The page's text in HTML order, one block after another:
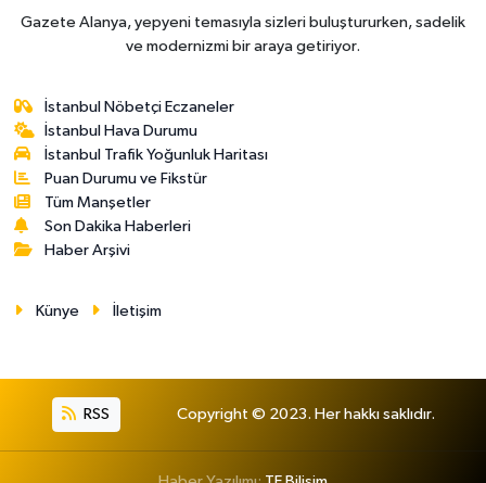
Gazete Alanya, yepyeni temasıyla sizleri buluştururken, sadelik
ve modernizmi bir araya getiriyor.
İstanbul Nöbetçi Eczaneler
İstanbul Hava Durumu
İstanbul Trafik Yoğunluk Haritası
Puan Durumu ve Fikstür
Tüm Manşetler
Son Dakika Haberleri
Haber Arşivi
Künye İletişim
RSS Copyright © 2023. Her hakkı saklıdır.